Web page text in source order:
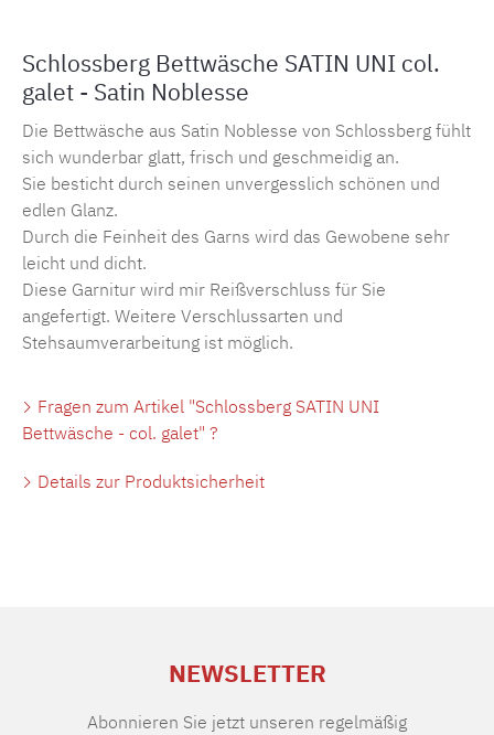
Schlossberg Bettwäsche SATIN UNI col.
galet - Satin Noblesse
Die Bettwäsche aus Satin Noblesse von Schlossberg fühlt
sich wunderbar glatt, frisch und geschmeidig an.
Sie besticht durch seinen unvergesslich schönen und
edlen Glanz.
Durch die Feinheit des Garns wird das Gewobene sehr
leicht und dicht.
Diese Garnitur wird mir Reißverschluss für Sie
angefertigt. Weitere Verschlussarten und
Stehsaumverarbeitung ist möglich.
Fragen zum Artikel "Schlossberg SATIN UNI
Bettwäsche - col. galet" ?
Details zur Produktsicherheit
NEWSLETTER
Abonnieren Sie jetzt unseren regelmäßig